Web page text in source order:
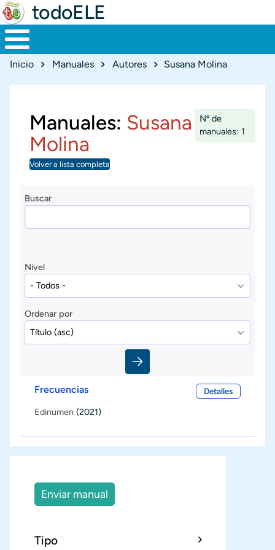
todoELE
Ruta de navegación
Inicio Manuales Autores Susana Molina
Manuales: Susana
Molina
Nº de
manuales: 1
Volver a lista completa
Buscar
Nivel
Ordenar por
Frecuencias
Edinumen (2021)
Detalles
Enviar manual
Tipo